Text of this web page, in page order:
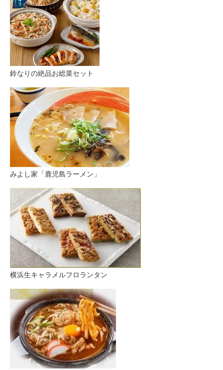
鈴なりの絶品お総菜セット
みよし家「鹿児島ラーメン」
横浜生キャラメルフロランタン